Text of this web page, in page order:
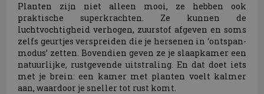
Planten zijn niet alleen mooi, ze hebben ook
praktische superkrachten. Ze kunnen de
luchtvochtigheid verhogen, zuurstof afgeven en soms
zelfs geurtjes verspreiden die je hersenen in ‘ontspan-
modus’ zetten. Bovendien geven ze je slaapkamer een
natuurlijke, rustgevende uitstraling. En dat doet iets
met je brein: een kamer met planten voelt kalmer
aan, waardoor je sneller tot rust komt.